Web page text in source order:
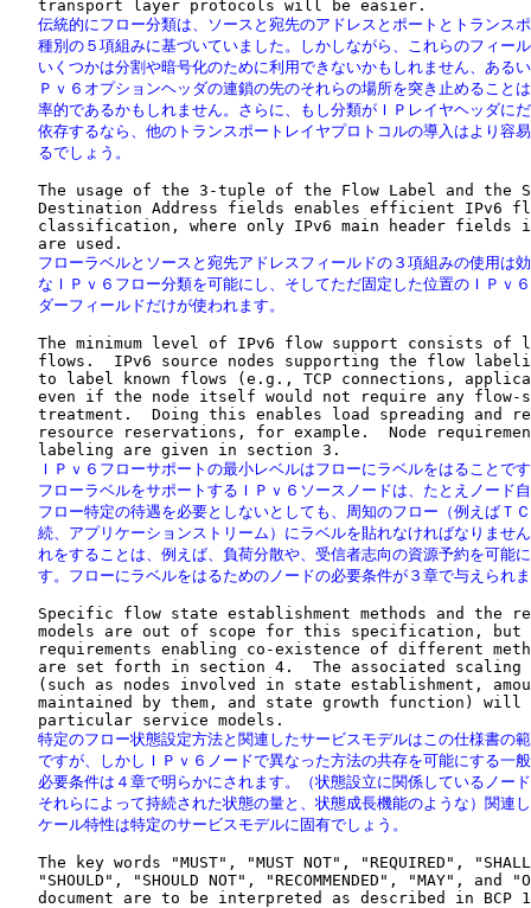
伝統的にフロー分類は、ソースと宛先のアドレスとポートとトランス
種別の５項組みに基づいていました。しかしながら、これらのフィー
いくつかは分割や暗号化のために利用できないかもしれません、ある
Ｐｖ６オプションヘッダの連鎖の先のそれらの場所を突き止めること
率的であるかもしれません。さらに、もし分類がＩＰレイヤヘッダに
依存するなら、他のトランスポートレイヤプロトコルの導入はより容
   るでしょう。
The usage of the 3-tuple of the Flow Label and the
Destination Address fields enables efficient IPv6
classification, where only IPv6 main header fields
フローラベルとソースと宛先アドレスフィールドの３項組みの使用は
なＩＰｖ６フロー分類を可能にし、そしてただ固定した位置のＩＰｖ
   ダーフィールドだけが使われます。
The minimum level of IPv6 flow support consists of
flows.  IPv6 source nodes supporting the flow
to label known flows (e.g., TCP connections,
even if the node itself would not require any flow-
treatment.  Doing this enables load spreading and
resource reservations, for example.  Node
ＩＰｖ６フローサポートの最小レベルはフローにラベルをはることで
フローラベルをサポートするＩＰｖ６ソースノードは、たとえノード
フロー特定の待遇を必要としないとしても、周知のフロー（例えばＴ
続、アプリケーションストリーム）にラベルを貼れなければなりませ
れをすることは、例えば、負荷分散や、受信者志向の資源予約を可能
す。フローにラベルをはるためのノードの必要条件が３章で与えられ
Specific flow state establishment methods and the
models are out of scope for this specification, but
requirements enabling co-existence of different
are set forth in section 4.  The associated scaling
(such as nodes involved in state establishment,
maintained by them, and state growth function) will
特定のフロー状態設定方法と関連したサービスモデルはこの仕様書の
ですが、しかしＩＰｖ６ノードで異なった方法の共存を可能にする一
必要条件は４章で明らかにされます。（状態設立に関係しているノー
それらによって持続された状態の量と、状態成長機能のような）関連
   ケール特性は特定のサービスモデルに固有でしょう。
The key words "MUST", "MUST NOT", "REQUIRED",
"SHOULD", "SHOULD NOT", "RECOMMENDED", "MAY", and
document are to be interpreted as described in BCP